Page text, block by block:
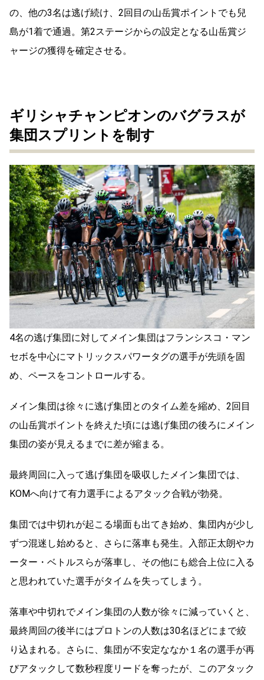
の、他の3名は逃げ続け、2回目の山岳賞ポイントでも兒
島が1着で通過。第2ステージからの設定となる山岳賞ジ
ャージの獲得を確定させる。
ギリシャチャンピオンのバグラスが
集団スプリントを制す
4名の逃げ集団に対してメイン集団はフランシスコ・マン
セボを中心にマトリックスパワータグの選手が先頭を固
め、ペースをコントロールする。
メイン集団は徐々に逃げ集団とのタイム差を縮め、2回目
の山岳賞ポイントを終えた頃には逃げ集団の後ろにメイン
集団の姿が見えるまでに差が縮まる。
最終周回に入って逃げ集団を吸収したメイン集団では、
KOMへ向けて有力選手によるアタック合戦が勃発。
集団では中切れが起こる場面も出てき始め、集団内が少し
ずつ混迷し始めると、さらに落車も発生。入部正太朗やカ
ーター・ベトルスらが落車し、その他にも総合上位に入る
と思われていた選手がタイムを失ってしまう。
落車や中切れでメイン集団の人数が徐々に減っていくと、
最終周回の後半にはプロトンの人数は30名ほどにまで絞
り込まれる。さらに、集団が不安定ななか１名の選手が再
びアタックして数秒程度リードを奪ったが、このアタック